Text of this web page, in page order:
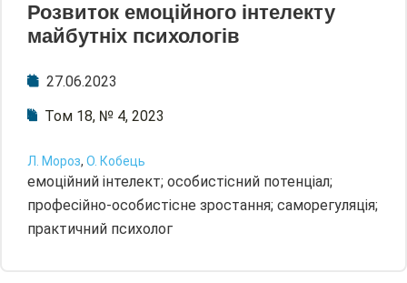
Розвиток емоційного інтелекту
майбутніх психологів
27.06.2023
Том 18, № 4, 2023
Л. Мороз, О. Кобець
емоційний інтелект; особистісний потенціал;
професійно-особистісне зростання; саморегуляція;
практичний психолог